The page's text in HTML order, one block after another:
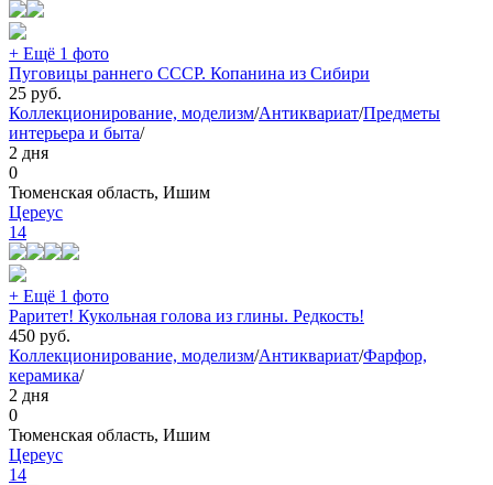
+ Ещё 1 фото
Пуговицы раннего СССР. Копанина из Сибири
25 руб.
Коллекционирование, моделизм/Антиквариат/Предметы
интерьера и быта/
2 дня
0
Тюменская область, Ишим
Цереус
14
+ Ещё 1 фото
Раритет! Кукольная голова из глины. Редкость!
450 руб.
Коллекционирование, моделизм/Антиквариат/Фарфор,
керамика/
2 дня
0
Тюменская область, Ишим
Цереус
14